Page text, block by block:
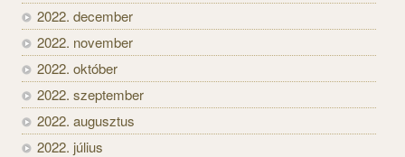
2022. december
2022. november
2022. október
2022. szeptember
2022. augusztus
2022. július